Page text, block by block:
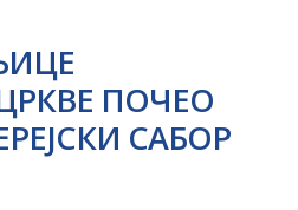
ПОЧЕО
САБОР